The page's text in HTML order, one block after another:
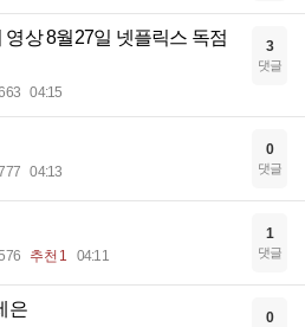
영상 8월27일 넷플릭스 독점
04:15
3
댓글
04:13
0
댓글
추천 1 04:11
1
댓글
은 0